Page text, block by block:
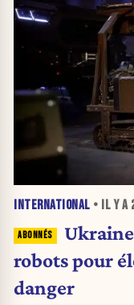
INTERNATIONAL • IL Y A
robots pour
danger